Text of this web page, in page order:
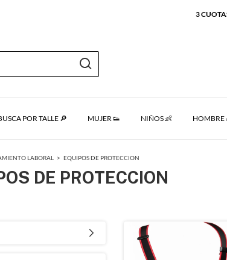
3
POR TALLE 🔎 MUJER 👟 NIÑOS 👶 HOMBRE
LABORAL > EQUIPOS DE PROTECCION
DE PROTECCION